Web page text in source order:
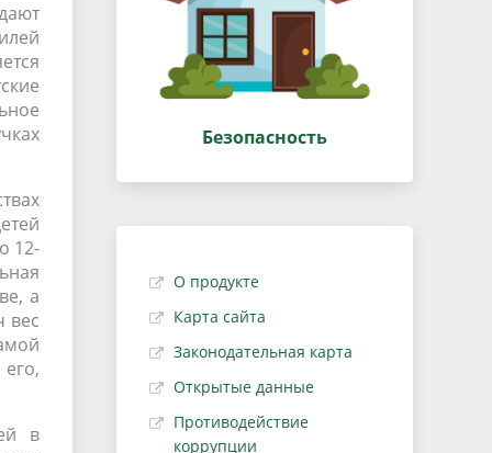
12-
а
вес
в
Безопасность
О продукте
Карта сайта
Законодательная карта
Открытые данные
Противодействие
коррупции